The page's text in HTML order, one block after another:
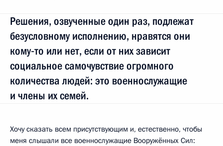
Решения, озвученные один раз, подлежат
безусловному исполнению, нравятся они
кому‑то или нет, если от них зависит
социальное самочувствие огромного
количества людей: это военнослужащие
и члены их семей.
Хочу сказать всем присутствующим и, естественно, чтобы
меня слышали все военнослужащие Вооружённых Сил: